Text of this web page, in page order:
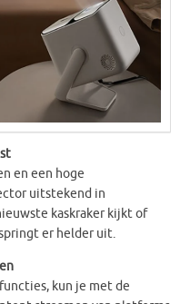
en een hoge
uitstekend in
kaskraker kijkt of
er helder uit.
kun je met de